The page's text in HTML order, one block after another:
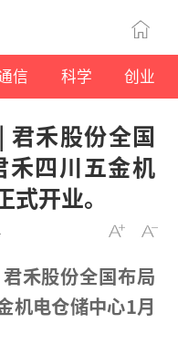
信 科学 创业
君禾股份全国
禾四川五金机
开业。
禾股份全国布局
机电仓储中心1月